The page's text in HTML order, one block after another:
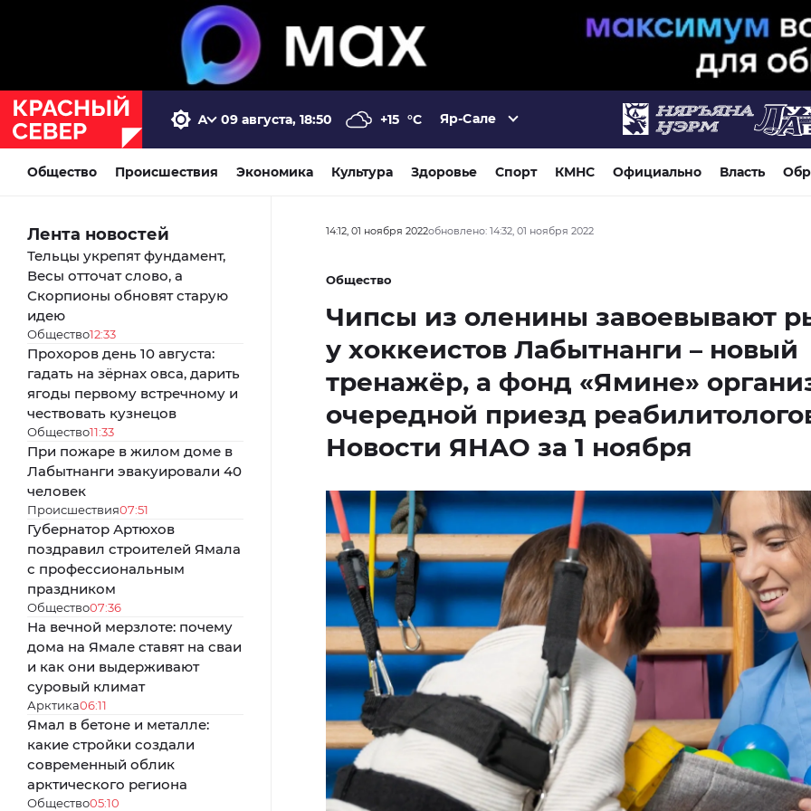
09 августа, 18:50 +15 °C Яр-Сале
Общество Происшествия Экономика Культура Здоровье Спорт КМНС Официально Власть
Лента новостей
Тельцы укрепят фундамент,
Весы отточат слово, а
Скорпионы обновят старую
идею
Общество12:33
Прохоров день 10 августа:
гадать на зёрнах овса, дарить
ягоды первому встречному и
чествовать кузнецов
Общество11:33
При пожаре в жилом доме в
Лабытнанги эвакуировали 40
человек
Происшествия07:51
Губернатор Артюхов
поздравил строителей Ямала
с профессиональным
праздником
Общество07:36
На вечной мерзлоте: почему
дома на Ямале ставят на сваи
и как они выдерживают
суровый климат
Арктика06:11
Ямал в бетоне и металле:
какие стройки создали
современный облик
арктического региона
Общество05:10
14:12, 01 ноября 2022обновлено: 14:32, 01 ноября 2022
Общество
Чипсы из оленины завоевывают
у хоккеистов Лабытнанги – новый
тренажёр, а фонд «Ямине»
очередной приезд
Новости ЯНАО за 1 ноября